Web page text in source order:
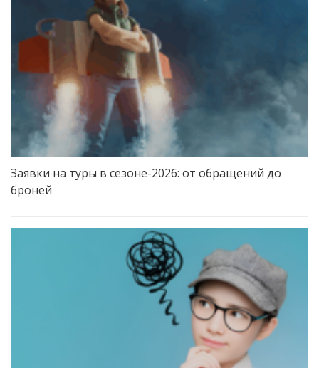
Заявки на туры в сезоне-2026: от обращений до
броней